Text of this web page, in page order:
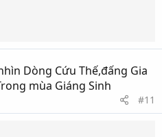
Dòng Cứu Thế,đấng Gia
mùa Giáng Sinh
#11